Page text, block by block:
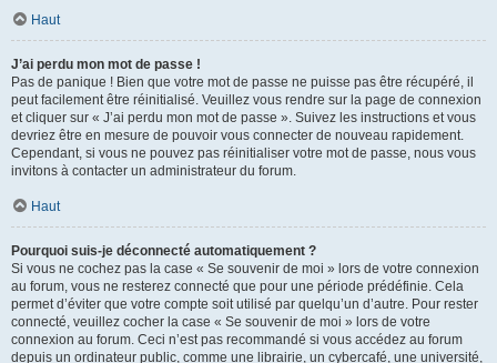
Haut
J’ai perdu mon mot de passe !
Pas de panique ! Bien que votre mot de passe ne puisse pas être récupéré, il
peut facilement être réinitialisé. Veuillez vous rendre sur la page de connexion
et cliquer sur « J’ai perdu mon mot de passe ». Suivez les instructions et vous
devriez être en mesure de pouvoir vous connecter de nouveau rapidement.
Cependant, si vous ne pouvez pas réinitialiser votre mot de passe, nous vous
invitons à contacter un administrateur du forum.
Haut
Pourquoi suis-je déconnecté automatiquement ?
Si vous ne cochez pas la case « Se souvenir de moi » lors de votre connexion
au forum, vous ne resterez connecté que pour une période prédéfinie. Cela
permet d’éviter que votre compte soit utilisé par quelqu’un d’autre. Pour rester
connecté, veuillez cocher la case « Se souvenir de moi » lors de votre
connexion au forum. Ceci n’est pas recommandé si vous accédez au forum
depuis un ordinateur public, comme une librairie, un cybercafé, une université,